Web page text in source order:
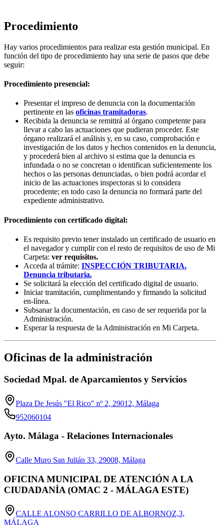
Procedimiento
Hay varios procedimientos para realizar esta gestión municipal. En
función del tipo de procedimiento hay una serie de pasos que debe
seguir:
Procedimiento presencial:
Presentar el impreso de denuncia con la documentación
pertinente en las oficinas tramitadoras.
Recibida la denuncia se remitirá al órgano competente para
llevar a cabo las actuaciones que pudieran proceder. Este
órgano realizará el análisis y, en su caso, comprobación e
investigación de los datos y hechos contenidos en la denuncia,
y procederá bien al archivo si estima que la denuncia es
infundada o no se concretan o identifican suficientemente los
hechos o las personas denunciadas, o bien podrá acordar el
inicio de las actuaciones inspectoras si lo considera
procedente; en todo caso la denuncia no formará parte del
expediente administrativo.
Procedimiento con certificado digital:
Es requisito previo tener instalado un certificado de usuario en
el navegador y cumplir con el resto de requisitos de uso de Mi
Carpeta: ver requisitos.
Acceda al trámite: INSPECCIÓN TRIBUTARIA.
Denuncia tributaria.
Se solicitará la elección del certificado digital de usuario.
Iniciar tramitación, cumplimentando y firmando la solicitud
en-línea.
Subsanar la documentación, en caso de ser requerida por la
Administración.
Esperar la respuesta de la Administración en Mi Carpeta.
Oficinas de la administración
Sociedad Mpal. de Aparcamientos y Servicios
Plaza De Jesús "El Rico" nº 2, 29012, Málaga
952060104
Ayto. Málaga - Relaciones Internacionales
Calle Muro San Julián 33, 29008, Málaga
OFICINA MUNICIPAL DE ATENCIÓN A LA
CIUDADANÍA (OMAC 2 - MÁLAGA ESTE)
CALLE ALONSO CARRILLO DE ALBORNOZ,3,
MÁLAGA